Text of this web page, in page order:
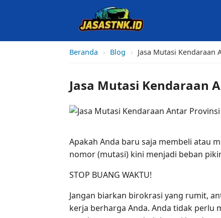
Beranda › Blog › Jasa Mutasi Kendaraan
Jasa Mutasi Kendaraan
Apakah Anda baru saja membeli atau
nomor (mutasi) kini menjadi beban
STOP BUANG WAKTU!
Jangan biarkan birokrasi yang rumit,
kerja berharga Anda. Anda tidak perlu